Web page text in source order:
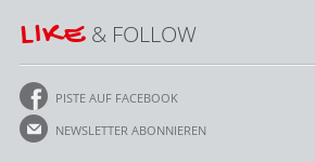
LIKE& FOLLOW
PISTE AUF FACEBOOK
NEWSLETTER ABONNIEREN